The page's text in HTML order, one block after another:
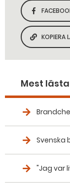
KOPIERA
Mest lästa
Svenska
"Jag var